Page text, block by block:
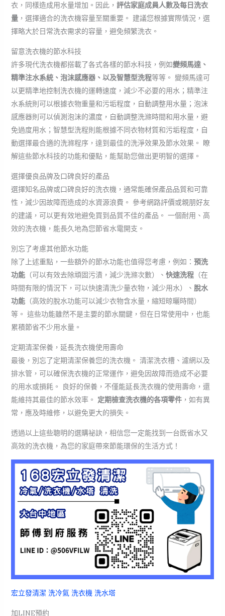
衣，同樣造成用水量增加。因此， 評估家庭成員人數及每日洗衣
量，選擇適合的洗衣機容量至關重要。 建議您根據實際情況，選
擇略大於日常洗衣需求的容量，避免頻繁洗衣。
留意洗衣機的節水科技
許多現代洗衣機都搭載了各式各樣的節水科技，例如變頻馬達、
精準注水系統、泡沫感應器、以及智慧型洗程等等。 變頻馬達可
以更精準地控制洗衣機的運轉速度，減少不必要的用水；精準注
水系統則可以根據衣物重量和污垢程度，自動調整用水量；泡沫
感應器則可以偵測泡沫的濃度，自動調整洗滌時間和用水量，避
免過度用水；智慧型洗程則能根據不同衣物材質和污垢程度，自
動選擇最合適的洗滌程序，達到最佳的洗淨效果及節水效果。 瞭
解這些節水科技的功能和優點，能幫助您做出更明智的選擇。
選擇優良品牌及口碑良好的產品
選擇知名品牌或口碑良好的洗衣機，通常能確保產品品質和可靠
性，減少因故障而造成的水資源浪費。 參考網路評價或親朋好友
的建議，可以更有效地避免買到品質不佳的產品。 一個耐用、高
效的洗衣機，能長久地為您節省水電開支。
別忘了考慮其他節水功能
除了上述重點，一些額外的節水功能也值得您考慮，例如： 預洗
功能（可以有效去除頑固污漬，減少洗滌次數）、 快速洗程（在
時間有限的情況下，可以快速清洗少量衣物，減少用水）、 脫水
功能（高效的脫水功能可以減少衣物含水量，縮短晾曬時間）
等。 這些功能雖然不是主要的節水關鍵，但在日常使用中，也能
累積節省不少用水量。
定期清潔保養，延長洗衣機使用壽命
最後，別忘了定期清潔保養您的洗衣機。 清潔洗衣槽、濾網以及
排水管，可以確保洗衣機的正常運作，避免因故障而造成不必要
的用水或損耗。 良好的保養，不僅能延長洗衣機的使用壽命，還
能維持其最佳的節水效率。 定期檢查洗衣機的各項零件，如有異
常，應及時維修，以避免更大的損失。
透過以上這些聰明的選購祕訣，相信您一定能找到一台既省水又
高效的洗衣機，為您的家庭帶來節能環保的生活方式！
宏立發清潔 洗冷氣 洗衣機 洗水塔
加LINE預約